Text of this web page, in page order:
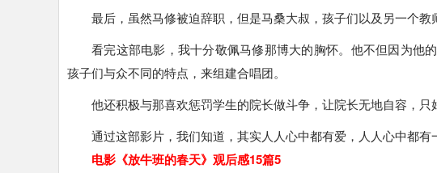
最后，虽然马修被迫辞职，但是马桑大叔，孩子们以及另一个教
看完这部电影，我十分敬佩马修那博大的胸怀。他不但因为他
孩子们与众不同的特点，来组建合唱团。
他还积极与那喜欢惩罚学生的院长做斗争，让院长无地自容，只
通过这部影片，我们知道，其实人人心中都有爱，人人心中都
电影《放牛班的春天》观后感15篇5